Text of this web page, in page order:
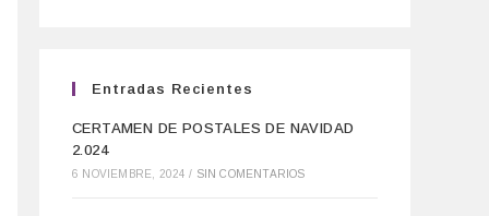
Entradas Recientes
CERTAMEN DE POSTALES DE NAVIDAD
2.024
6 NOVIEMBRE, 2024 / SIN COMENTARIOS